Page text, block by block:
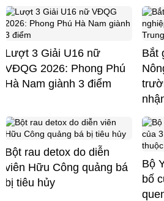
Lượt 3 Giải U16 nữ
VĐQG 2026: Phong Phú
Hà Nam giành 3 điểm
Bắt
Bột rau detox do diễn
viên Hữu Công quảng bá
bị tiêu hủy
Bộ
bố